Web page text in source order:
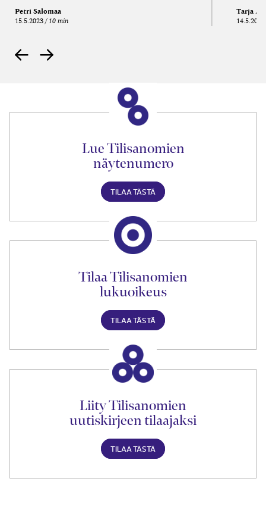
Petri Salomaa
15.5.2023 10 min
Tarja
14.5.2021
Lue Tilisanomien
näytenumero
TILAA TÄSTÄ
Tilaa Tilisanomien
lukuoikeus
TILAA TÄSTÄ
Liity Tilisanomien
uutiskirjeen tilaajaksi
TILAA TÄSTÄ